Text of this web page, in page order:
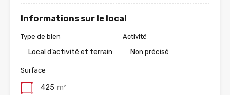
Informations sur le local
Type de bien
Local d’activité et terrain
Activité
Non précisé
Surface
425 m²